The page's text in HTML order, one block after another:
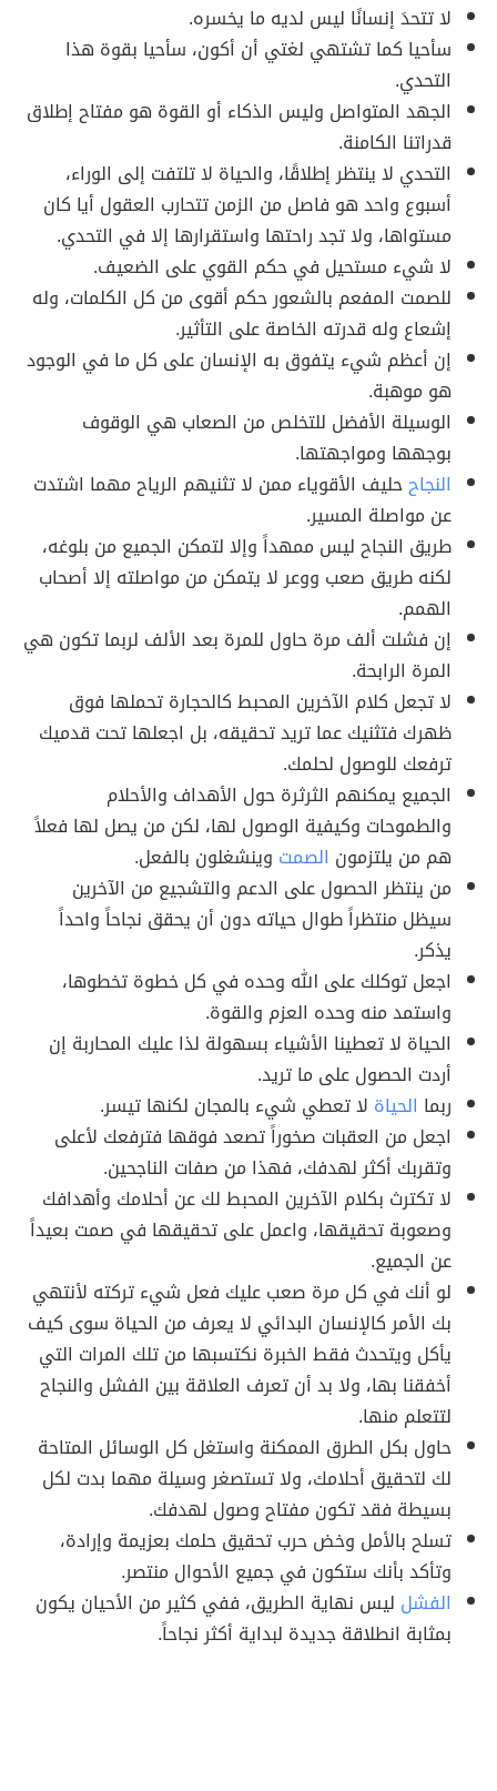
لا تتحدَ إنسانًا ليس لديه ما يخسره.
سأحيا كما تشتهي لغتي أن أكون، سأحيا بقوة هذا
التحدي.
الجهد المتواصل وليس الذكاء أو القوة هو مفتاح إطلاق
قدراتنا الكامنة.
التحدي لا ينتظر إطلاقًا، والحياة لا تلتفت إلى الوراء،
أسبوع واحد هو فاصل من الزمن تتحارب العقول أيا كان
مستواها، ولا تجد راحتها واستقرارها إلا في التحدي.
لا شيء مستحيل في حكم القوي على الضعيف.
للصمت المفعم بالشعور حكم أقوى من كل الكلمات، وله
إشعاع وله قدرته الخاصة على التأثير.
إن أعظم شيء يتفوق به الإنسان على كل ما في الوجود
هو موهبة.
الوسيلة الأفضل للتخلص من الصعاب هي الوقوف
بوجهها ومواجهتها.
النجاححليف الأقوياء ممن لا تثنيهم الرياح مهما اشتدت
عن مواصلة المسير.
طريق النجاح ليس ممهداً وإلا لتمكن الجميع من بلوغه،
لكنه طريق صعب ووعر لا يتمكن من مواصلته إلا أصحاب
الهمم.
إن فشلت ألف مرة حاول للمرة بعد الألف لربما تكون هي
المرة الرابحة.
لا تجعل كلام الآخرين المحبط كالحجارة تحملها فوق
ظهرك فتثنيك عما تريد تحقيقه، بل اجعلها تحت قدميك
ترفعك للوصول لحلمك.
الجميع يمكنهم الثرثرة حول الأهداف والأحلام
والطموحات وكيفية الوصول لها، لكن من يصل لها فعلاً
هم من يلتزمون الصمت وينشغلون بالفعل.
من ينتظر الحصول على الدعم والتشجيع من الآخرين
سيظل منتظراً طوال حياته دون أن يحقق نجاحاً واحداً
يذكر.
اجعل توكلك على الله وحده في كل خطوة تخطوها،
واستمد منه وحده العزم والقوة.
الحياة لا تعطينا الأشياء بسهولة لذا عليك المحاربة إن
أردت الحصول على ما تريد.
ربما الحياة لا تعطي شيء بالمجان لكنها تيسر.
اجعل من العقبات صخوراً تصعد فوقها فترفعك لأعلى
وتقربك أكثر لهدفك، فهذا من صفات الناجحين.
لا تكترث بكلام الآخرين المحبط لك عن أحلامك وأهدافك
وصعوبة تحقيقها، واعمل على تحقيقها في صمت بعيداً
عن الجميع.
لو أنك في كل مرة صعب عليك فعل شيء تركته لأنتهي
بك الأمر كالإنسان البدائي لا يعرف من الحياة سوى كيف
يأكل ويتحدث فقط الخبرة نكتسبها من تلك المرات التي
أخفقنا بها، ولا بد أن تعرف العلاقة بين الفشل والنجاح
لتتعلم منها.
حاول بكل الطرق الممكنة واستغل كل الوسائل المتاحة
لك لتحقيق أحلامك، ولا تستصغر وسيلة مهما بدت لكل
بسيطة فقد تكون مفتاح وصول لهدفك.
تسلح بالأمل وخض حرب تحقيق حلمك بعزيمة وإرادة،
وتأكد بأنك ستكون في جميع الأحوال منتصر.
الفشل ليس نهاية الطريق، ففي كثير من الأحيان يكون
بمثابة انطلاقة جديدة لبداية أكثر نجاحاً.